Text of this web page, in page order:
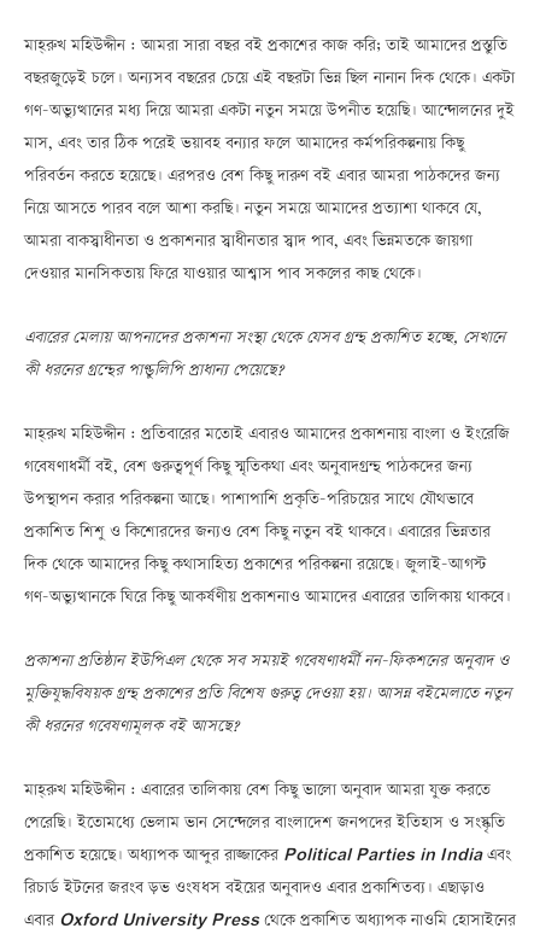
মাহ্‌রুখ মহিউদ্দীন : আমরা সারা বছর বই প্রকাশের কাজ করি; তাই আমাদের প্রস্তুতি
বছরজুড়েই চলে। অন্যসব বছরের চেয়ে এই বছরটা ভিন্ন ছিল নানান দিক থেকে। একটা
গণ-অভ্যুত্থানের মধ্য দিয়ে আমরা একটা নতুন সময়ে উপনীত হয়েছি। আন্দোলনের দুই
মাস, এবং তার ঠিক পরেই ভয়াবহ বন্যার ফলে আমাদের কর্মপরিকল্পনায় কিছু
পরিবর্তন করতে হয়েছে। এরপরও বেশ কিছু দারুণ বই এবার আমরা পাঠকদের জন্য
নিয়ে আসতে পারব বলে আশা করছি। নতুন সময়ে আমাদের প্রত্যাশা থাকবে যে,
আমরা বাকস্বাধীনতা ও প্রকাশনার স্বাধীনতার স্বাদ পাব, এবং ভিন্নমতকে জায়গা
দেওয়ার মানসিকতায় ফিরে যাওয়ার আশ্বাস পাব সকলের কাছ থেকে।
এবারের মেলায় আপনাদের প্রকাশনা সংস্থা থেকে যেসব গ্রন্থ প্রকাশিত হচ্ছে, সেখানে
কী ধরনের গ্রন্থের পাণ্ডুলিপি প্রাধান্য পেয়েছে?
মাহ্‌রুখ মহিউদ্দীন : প্রতিবারের মতোই এবারও আমাদের প্রকাশনায় বাংলা ও ইংরেজি
গবেষণাধর্মী বই, বেশ গুরুত্বপূর্ণ কিছু স্মৃতিকথা এবং অনুবাদগ্রন্থ পাঠকদের জন্য
উপস্থাপন করার পরিকল্পনা আছে। পাশাপাশি প্রকৃতি-পরিচয়ের সাথে যৌথভাবে
প্রকাশিত শিশু ও কিশোরদের জন্যও বেশ কিছু নতুন বই থাকবে। এবারের ভিন্নতার
দিক থেকে আমাদের কিছু কথাসাহিত্য প্রকাশের পরিকল্পনা রয়েছে। জুলাই-আগস্ট
গণ-অভ্যুত্থানকে ঘিরে কিছু আকর্ষণীয় প্রকাশনাও আমাদের এবারের তালিকায় থাকবে।
প্রকাশনা প্রতিষ্ঠান ইউপিএল থেকে সব সময়ই গবেষণাধর্মী নন-ফিকশনের অনুবাদ ও
মুক্তিযুদ্ধবিষয়ক গ্রন্থ প্রকাশের প্রতি বিশেষ গুরুত্ব দেওয়া হয়। আসন্ন বইমেলাতে নতুন
কী ধরনের গবেষণামূলক বই আসছে?
মাহ্‌রুখ মহিউদ্দীন : এবারের তালিকায় বেশ কিছু ভালো অনুবাদ আমরা যুক্ত করতে
পেরেছি। ইতোমধ্যে ভেলাম ভান সেন্দেলের বাংলাদেশ জনপদের ইতিহাস ও সংস্কৃতি
প্রকাশিত হয়েছে। অধ্যাপক আব্দুর রাজ্জাকেরPolitical Parties in Indiaএবং
রিচার্ড ইটনের জরংব ড়ভ ওংষধস বইয়ের অনুবাদও এবার প্রকাশিতব্য। এছাড়াও
এবারOxford University Pressথেকে প্রকাশিত অধ্যাপক নাওমি হোসাইনের